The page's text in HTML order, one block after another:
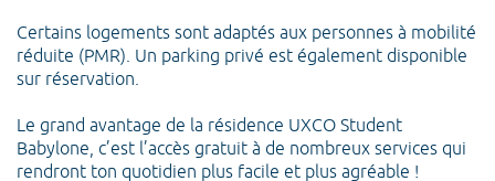
Certains logements sont adaptés aux personnes à mobilité
réduite (PMR). Un parking privé est également disponible
sur réservation.
Le grand avantage de la résidence UXCO Student
Babylone, c’est l’accès gratuit à de nombreux services qui
rendront ton quotidien plus facile et plus agréable !